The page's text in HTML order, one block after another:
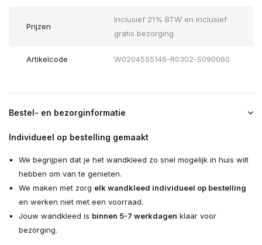
Prijzen
Inclusief 21% BTW en inclusief
gratis bezorging
Artikelcode W0204555146-R0302-S090060
Bestel- en bezorginformatie
Individueel op bestelling gemaakt
We begrijpen dat je het wandkleed zo snel mogelijk in huis wilt
hebben om van te genieten.
We maken met zorg elk wandkleed individueel op bestelling
en werken niet met een voorraad.
Jouw wandkleed is binnen 5-7 werkdagen klaar voor
bezorging.